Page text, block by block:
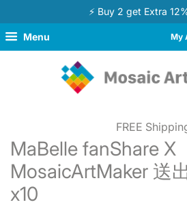
⚡ Buy 2 get Extra
Menu My
FREE
MaBelle fanShare X
MosaicArtMaker 送
x10